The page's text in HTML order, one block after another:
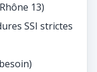
13)
SSI strictes